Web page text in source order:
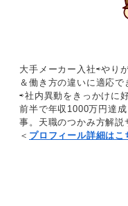
大手メーカー入社⇨やり
＆働き方の違いに適応
⇨社内異動をきっかけに
前半で年収1000万円達
事。天職のつかみ方解説
＜ プロフィール詳細はこ